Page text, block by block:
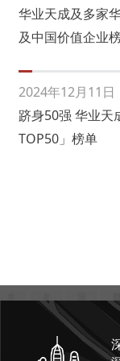
华业天成及多家
及中国价值企业
2024年12月11日
跻身50强 华业天
TOP50」榜单